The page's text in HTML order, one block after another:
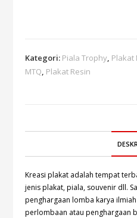
Kategori: Piala Trophy, Plakat
MTQ, Plakat Resin
Kreasi plakat adalah tempat
jenis plakat, piala, souvenir dll.
penghargaan lomba karya
perlombaan atau penghargaan